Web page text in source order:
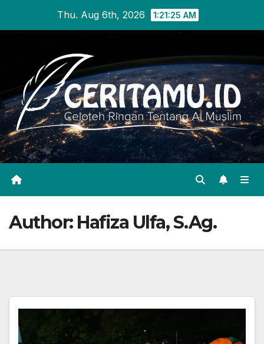
Thu. Aug 6th, 2026 1:21:25 AM
Author: Hafiza Ulfa, S.Ag.